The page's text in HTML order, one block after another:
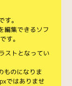
。
編集できるソフ
す。
ストとなってい
ものになりま
ではありませ